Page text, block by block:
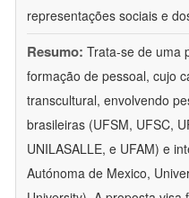
representações sociais e
Resumo: Trata-se de uma
formação de pessoal, cujo
transcultural, envolvendo
brasileiras (UFSM, UFSC,
UNILASALLE, e UFAM) e
Autónoma de Mexico,